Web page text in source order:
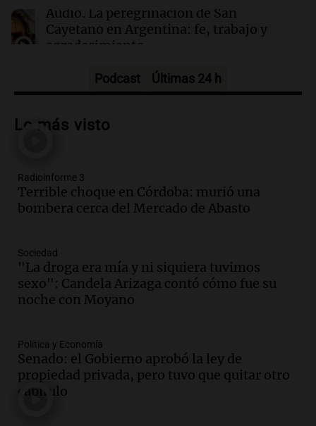
Audio. La peregrinación de San
Cayetano en Argentina: fe, trabajo y
agradecimiento
Audio.Detuvieron al hijo de Fran
allanamientos en Rosario
Audio.
anticipa humilidad en el Santuario de
San Cayetano
Audio.El obispo de Buenos Aires
anticipa su homilía en el Santuario de
San Cayetano en Liniers
Audio.Prisión preventiva para
motociclista por intento de homicidio
en Santa Lucía, Tucumán
Panorama Federal
Podcast Últimas 24 h
Lo más visto
Radioinforme 3
Terrible choque en Córdoba: murió una
bombera cerca del Mercado de Abasto
Sociedad
"La droga era mía y ni siquiera tuvimos
sexo": Candela Arizaga contó cómo fue su
noche con Moyano
Política y Economía
Senado: el Gobierno aprobó la ley de
propiedad privada, pero tuvo que quitar otro
capítulo